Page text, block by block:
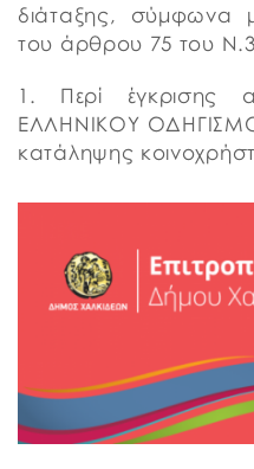
διάταξης, σύμφωνα
του άρθρου 75 του
1. Περί έγκρισης
ΕΛΛΗΝΙΚΟΥ
κατάληψης